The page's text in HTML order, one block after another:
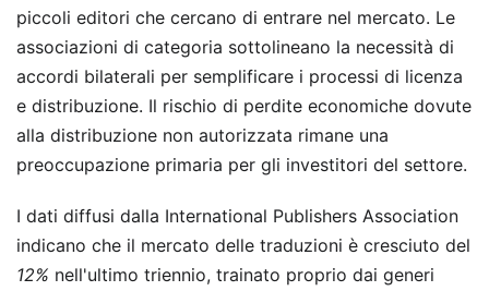
piccoli editori che cercano di entrare nel mercato. Le
associazioni di categoria sottolineano la necessità di
accordi bilaterali per semplificare i processi di licenza
e distribuzione. Il rischio di perdite economiche dovute
alla distribuzione non autorizzata rimane una
preoccupazione primaria per gli investitori del settore.
I dati diffusi dalla International Publishers Association
indicano che il mercato delle traduzioni è cresciuto del
12% nell'ultimo triennio, trainato proprio dai generi